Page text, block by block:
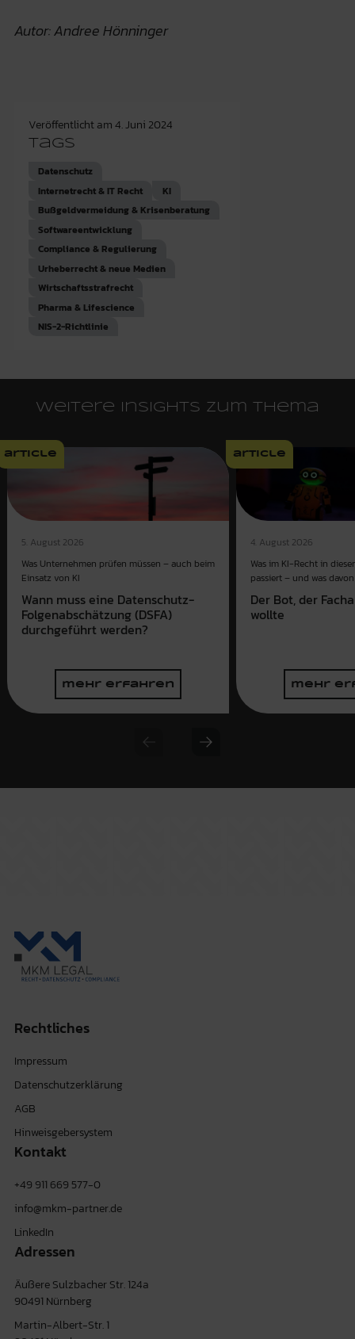
Autor: Andree Hönninger
Veröffentlicht am4. Juni 2024
Tags
Datenschutz
Internetrecht & IT Recht
KI
Bußgeldvermeidung & Krisenberatung
Softwareentwicklung
Compliance & Regulierung
Urheberrecht & neue Medien
Wirtschaftsstrafrecht
Pharma & Lifescience
NIS-2-Richtlinie
Weitere Insights zum Thema
article
5. August 2026
Was Unternehmen prüfen müssen – auch beim
Einsatz von KI
Wann muss eine Datenschutz-
Folgenabschätzung (DSFA)
durchgeführt werden?
mehr erfahren
article
4. August 2026
Was im KI-Recht in
passiert – und was
Der Bot, der
wollte
mehr
Previous slide
Next slide
Rechtliches
Impressum
Datenschutzerklärung
AGB
Hinweisgebersystem
Kontakt
+49 911 669 577-0
info@mkm-partner.de
LinkedIn
Adressen
Äußere Sulzbacher Str. 124a
90491 Nürnberg
Martin-Albert-Str. 1